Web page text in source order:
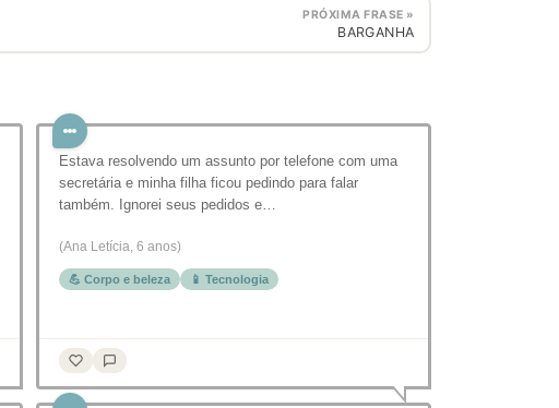
PRÓXIMA FRASE »
BARGANHA
Estava resolvendo um assunto por telefone com uma
secretária e minha filha ficou pedindo para falar
também. Ignorei seus pedidos e…
(Ana Letícia, 6 anos)
💪 Corpo e beleza 📱 Tecnologia